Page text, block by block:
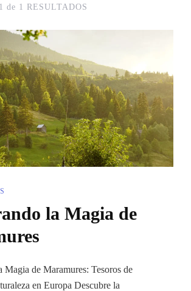
de 1 RESULTADOS
la Magia de
Magia de Maramures: Tesoros de
en Europa Descubre la